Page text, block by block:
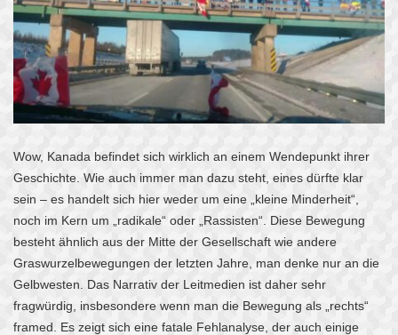
Wow, Kanada befindet sich wirklich an einem Wendepunkt ihrer
Geschichte. Wie auch immer man dazu steht, eines dürfte klar
sein – es handelt sich hier weder um eine „kleine Minderheit“,
noch im Kern um „radikale“ oder „Rassisten“. Diese Bewegung
besteht ähnlich aus der Mitte der Gesellschaft wie andere
Graswurzelbewegungen der letzten Jahre, man denke nur an die
Gelbwesten. Das Narrativ der Leitmedien ist daher sehr
fragwürdig, insbesondere wenn man die Bewegung als „rechts“
framed. Es zeigt sich eine fatale Fehlanalyse, der auch einige